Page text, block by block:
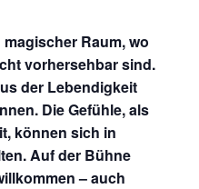
Raum, wo
vorhersehbar sind.
der Lebendigkeit
Die Gefühle, als
können sich in
Auf der Bühne
– auch